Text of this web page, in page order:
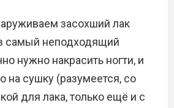
засохший лак
самый неподходящий
нужно накрасить ногти, и
на сушку (разумеется, со
для лака, только ещё и с